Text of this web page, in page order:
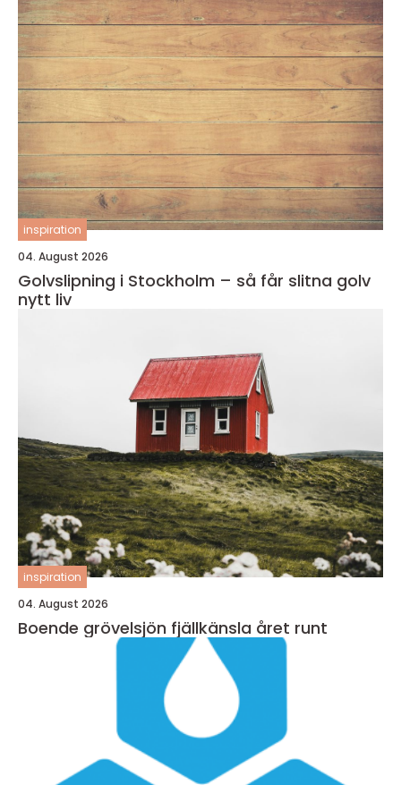
inspiration
04. August 2026
Golvslipning i Stockholm – så får slitna golv
nytt liv
inspiration
04. August 2026
Boende grövelsjön fjällkänsla året runt